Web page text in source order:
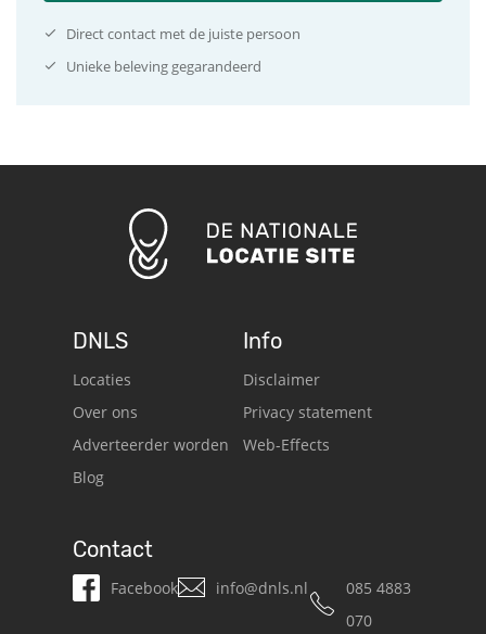
Direct contact met de juiste persoon
Unieke beleving gegarandeerd
DNLS
Locaties
Over ons
Adverteerder worden
Blog
Info
Disclaimer
Privacy statement
Web-Effects
Contact
Facebook info@dnls.nl
085 4883
070